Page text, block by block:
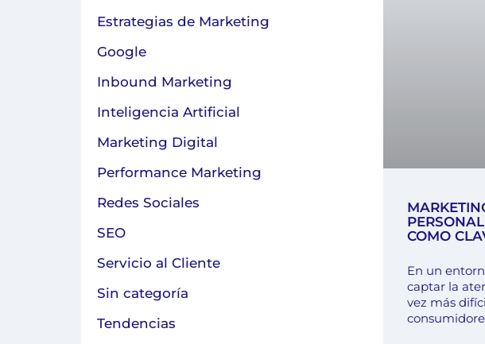
Estrategias de Marketing
Google
Inbound Marketing
Inteligencia Artificial
Marketing Digital
Performance Marketing
Redes Sociales
SEO
Servicio al Cliente
Sin categoría
Tendencias
COMO
En un
captar la
vez más